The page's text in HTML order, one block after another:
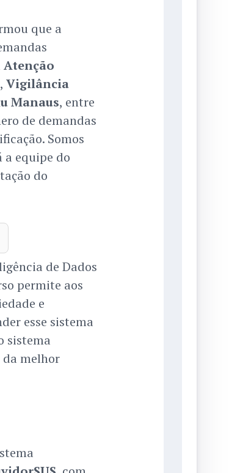
que a
Atenção
, Vigilância
Manaus, entre
de demandas
Somos
equipe do
do
de Dados
permite aos
e
esse sistema
sistema
melhor